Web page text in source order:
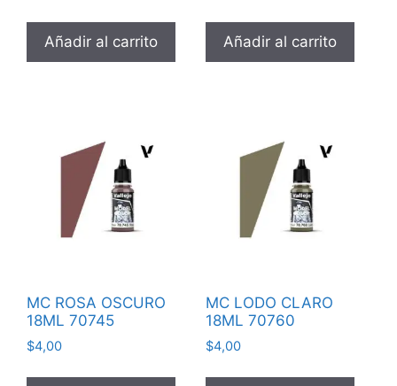
Añadir al carrito Añadir al carrito
MC ROSA OSCURO
18ML 70745
$4,00
MC LODO CLARO
18ML 70760
$4,00